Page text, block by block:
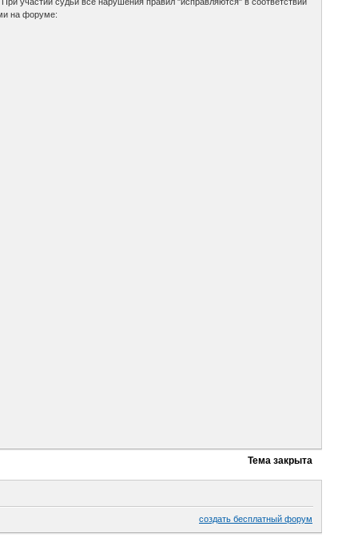
на форуме:
Тема закрыта
создать бесплатный форум